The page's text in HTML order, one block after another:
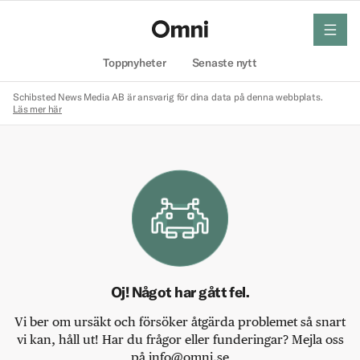
Toppnyheter Senaste nytt
meny
Schibsted News Media AB är ansvarig för dina data på denna webbplats.
Läs mer här
Oj! Något har gått fel.
Vi ber om ursäkt och försöker åtgärda problemet så snart
vi kan, håll ut! Har du frågor eller funderingar? Mejla oss